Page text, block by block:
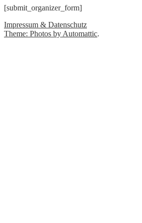
[submit_organizer_form]
Impressum & Datenschutz
Theme: Photos by Automattic.